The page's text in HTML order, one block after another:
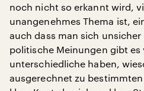
noch nicht so erkannt wird,
unangenehmes Thema ist,
auch dass man sich
politische Meinungen gibt es
unterschiedliche haben,
ausgerechnet zu